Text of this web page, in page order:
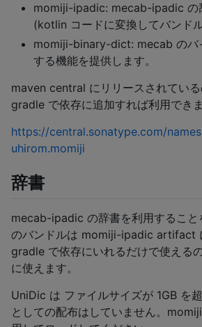
momiji-ipadic: mecab-ipadic の
(kotlin コードに変換してバンド
momiji-binary-dict: mecab のバ
する機能を提供します。
maven central にリリースされてい
gradle で依存に追加すれば利用できま
https://central.sonatype.com/
uhirom.momiji
辞書
mecab-ipadic の辞書を利用すること
のバンドルは momiji-ipadic artifact
gradle で依存にいれるだけで使える
に使えます。
UniDic は ファイルサイズが 1GB を
としての配布はしていません。